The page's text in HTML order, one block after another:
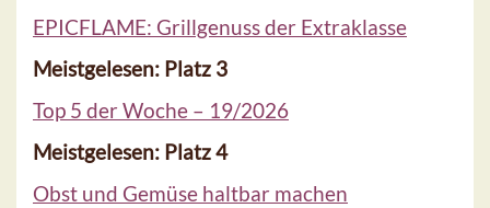
EPICFLAME: Grillgenuss der Extraklasse
Meistgelesen: Platz 3
Top 5 der Woche – 19/2026
Meistgelesen: Platz 4
Obst und Gemüse haltbar machen